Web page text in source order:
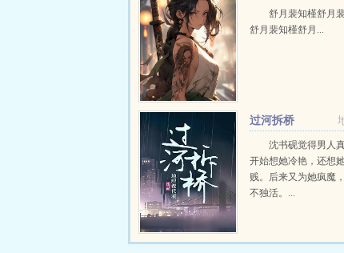
舒月裴知槿舒月
舒月裴知槿舒月...
过河拆桥
沈书砚觉得男人
开始想她冷艳，还想
贱。后来又为她疯魔
不独活。...